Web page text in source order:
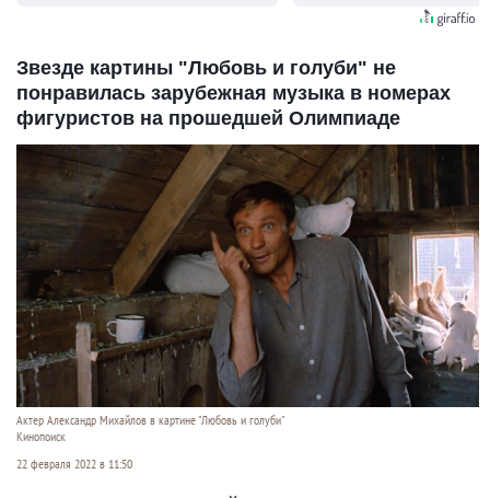
Звезде картины "Любовь и голуби" не
понравилась зарубежная музыка в номерах
фигуристов на прошедшей Олимпиаде
Актер Александр Михайлов в картине "Любовь и голуби"
Кинопоиск
22 февраля 2022 в 11:50